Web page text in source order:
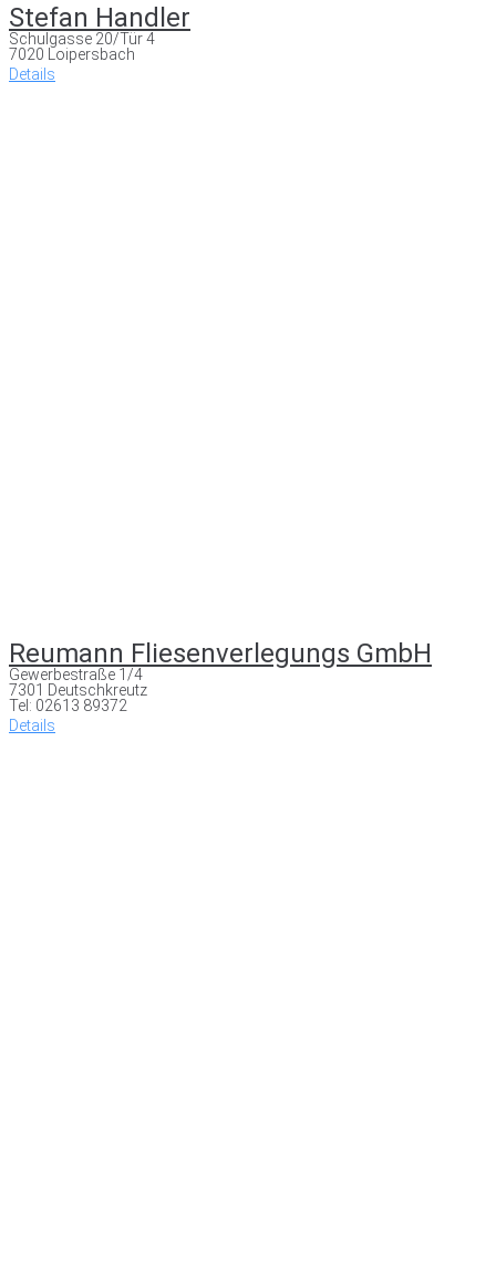
Stefan Handler
Schulgasse 20/Tür 4
7020 Loipersbach
Details
Reumann Fliesenverlegungs GmbH
Gewerbestraße 1/4
7301 Deutschkreutz
Tel: 02613 89372
Details